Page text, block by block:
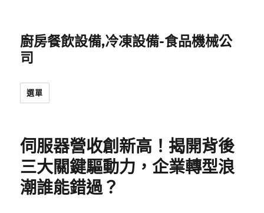
廚房餐飲設備,冷凍設備-食品機械公
司
選單
伺服器營收創新高！揭開背後
三大關鍵驅動力，企業轉型浪
潮誰能錯過？